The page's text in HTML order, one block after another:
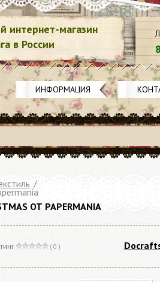
интернет-магазин
в России
ИНФОРМАЦИЯ
/
ОТ PAPERMANIA
( 0 )